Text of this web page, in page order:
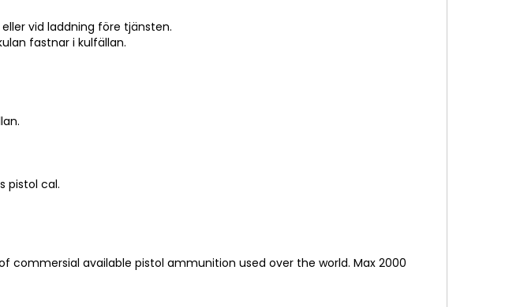
vid laddning före tjänsten.
fastnar i kulfällan.
pistol cal.
commersial available pistol ammunition used over the world. Max 2000